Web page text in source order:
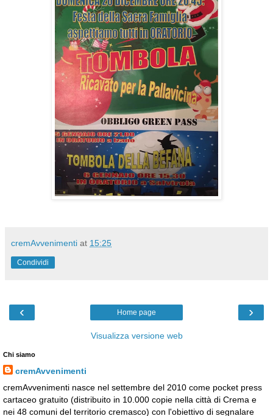
cremAvvenimenti at 15:25
Condividi
‹ ›
Home page
Visualizza versione web
Chi siamo
cremAvvenimenti
cremAvvenimenti nasce nel settembre del 2010 come pocket press
cartaceo gratuito (distribuito in 10.000 copie nella città di Crema e
nei 48 comuni del territorio cremasco) con l'obiettivo di segnalare